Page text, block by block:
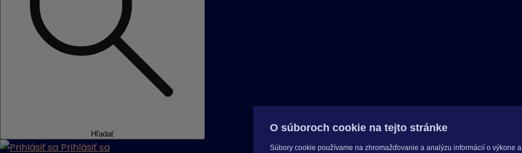
Hľadať
Prihlásiť sa
O súboroch cookie na tejto stránke
Súbory cookie používame na zhromažďovanie a analýzu informácií o výkone a